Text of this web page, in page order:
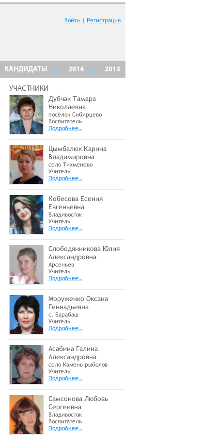
Войти | Регистрация
КАНДИДАТЫ 2014 2013
УЧАСТНИКИ
Дубчак Тамара
Николаевна
посёлок Сибирцево
Воспитатель
Подробнее…
Цымбалюк Карина
Владимировна
село Тихменево
Учитель
Подробнее…
Кобесова Есения
Евгеньевна
Владивосток
Учитель
Подробнее…
Слободянникова Юлия
Александровна
Арсеньев
Учитель
Подробнее…
Моруженко Оксана
Геннадьевна
с. Барабаш
Учитель
Подробнее…
Асабина Галина
Александровна
село Камень-рыболов
Учитель
Подробнее…
Самсонова Любовь
Сергеевна
Владивосток
Воспитатель
Подробнее…